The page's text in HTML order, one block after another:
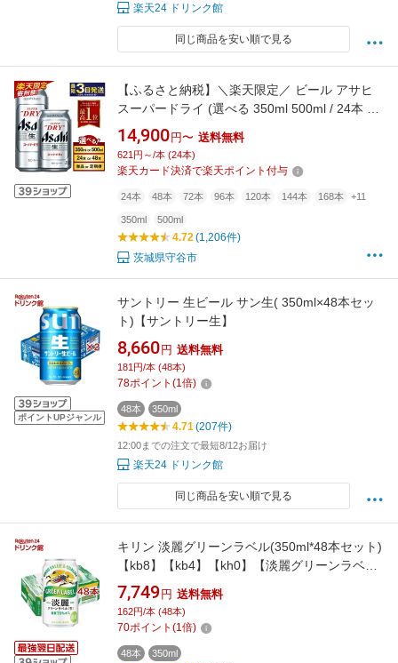
楽天24 ドリンク館
同じ商品を安い順で見る
【ふるさと納税】＼楽天限定／ ビール アサヒ
スーパードライ (選べる 350ml 500ml / 24本 48
本 / 単品 2ヶ月～12ヶ月定期便 12ヶ月定期便)
楽天フェスタ 期間限定| 最短3日発送 アサヒビ
ール お酒 アルコール Asahi アサヒビール 缶ビ
14,900 円〜 送料無料
621円～/本 (24本)
楽天カード決済で楽天ポイント付与
24本 48本 72本 96本 120本 144本 168本 +11
350ml 500ml
4.72(1,206件)
茨城県守谷市
ポイントUPジャンル
サントリー 生ビール サン生( 350ml×48本セッ
ト)【サントリー生】
8,660 円 送料無料
181円/本 (48本)
78ポイント (1倍)
48本 350ml
4.71(207件)
12:00までの注文で最短8/12お届け
楽天24 ドリンク館
同じ商品を安い順で見る
キリン 淡麗グリーンラベル(350ml*48本セット)
【kb8】【kb4】【kh0】【淡麗グリーンラベ
ル】[発泡酒 糖質オフ]
7,749 円 送料無料
162円/本 (48本)
70ポイント (1倍)
48本 350ml